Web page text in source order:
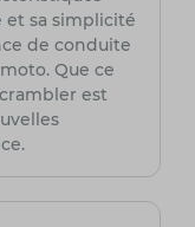
et sa simplicité
de conduite
Que ce
est